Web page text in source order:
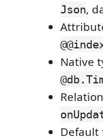
Json,
Native
Default